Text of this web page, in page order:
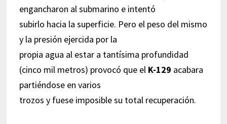
engancharon al submarino e intentó
subirlo hacia la superficie. Pero el peso del mismo
y la presión ejercida por la
propia agua al estar a tantísima profundidad
(cinco mil metros) provocó que el K-129 acabara
partiéndose en varios
trozos y fuese imposible su total recuperación.